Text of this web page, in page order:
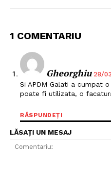
FREEDOM
PRESShub
Despre noi / Echipa
Proiecte editoriale
1 COMENTARIU
Gheorghiu 28/
Si APDM Galati a cumpat
poate fi utilizata, o
RĂSPUNDEȚI
LĂSAȚI UN MESAJ